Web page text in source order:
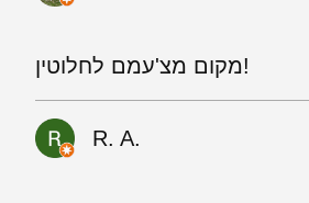
מקום מצ'עמם לחלוטין!
R. A.